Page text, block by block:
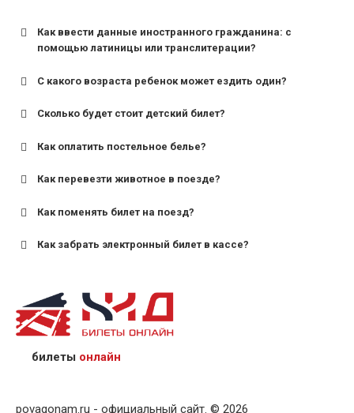
Как ввести данные иностранного гражданина: с
помощью латиницы или транслитерации?
С какого возраста ребенок может ездить один?
для поездов дальнего следования — от 10 лет и
для пригородных поездов — от 7 лет.
Сколько будет стоит детский билет?
Как оплатить постельное белье?
Как перевезти животное в поезде?
Как поменять билет на поезд?
Как забрать электронный билет в кассе?
назвав кассиру 14-значный номер заказа;
предъявив удостоверение личности пассажира, на
кого оформлен билет.
билеты онлайн
povagonam.ru - официальный сайт. © 2026